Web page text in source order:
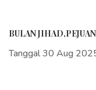
BULAN
Tanggal 30 Aug